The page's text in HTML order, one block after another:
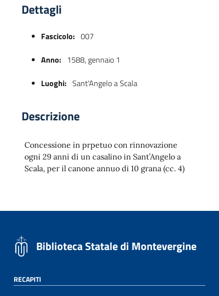
Dettagli
Fascicolo: 007
Anno: 1588, gennaio 1
Luoghi: Sant'Angelo a Scala
Descrizione
Concessione in prpetuo con rinnovazione
ogni 29 anni di un casalino in Sant’Angelo a
Scala, per il canone annuo di 10 grana (cc. 4)
Biblioteca Statale di Montevergine
RECAPITI